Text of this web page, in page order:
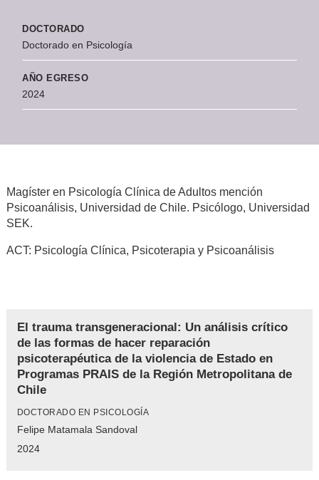
DOCTORADO
Doctorado en Psicología
AÑO EGRESO
2024
Magíster en Psicología Clínica de Adultos mención
Psicoanálisis, Universidad de Chile. Psicólogo, Universidad
SEK.
ACT: Psicología Clínica, Psicoterapia y Psicoanálisis
El trauma transgeneracional: Un análisis crítico
de las formas de hacer reparación
psicoterapéutica de la violencia de Estado en
Programas PRAIS de la Región Metropolitana de
Chile
DOCTORADO EN PSICOLOGÍA
Felipe Matamala Sandoval
2024